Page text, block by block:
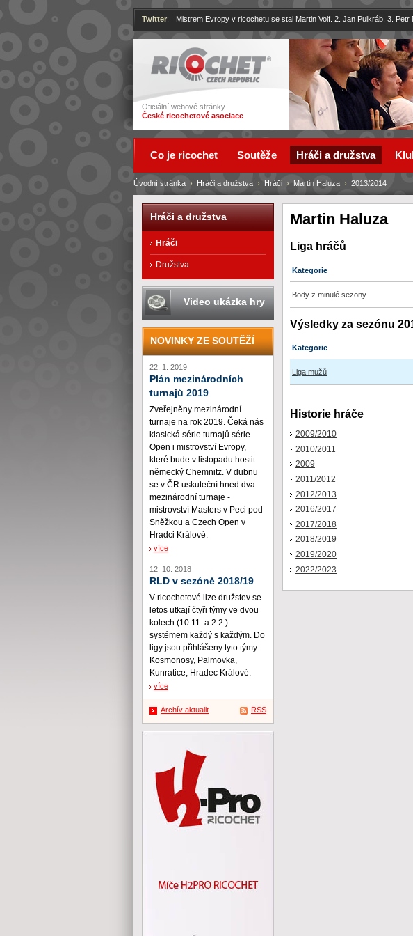
Ricochet
Oficiální webové stránky
České ricochetové asociace
Twitter: Mistrem Evropy v ricochetu se stal Martin Volf. 2. Jan Pulkráb, 3.
Martin Haluza
Liga hráčů
Kategorie
Body z minulé sezony
Výsledky za sezónu
Kategorie
Liga mužů
Historie hráče
2009/2010
2010/2011
2009
2011/2012
2012/2013
2016/2017
2017/2018
2018/2019
2019/2020
2022/2023
Úvodní stránka › Hráči a družstva › Hráči › Martin Haluza › 2013/2014
Co je ricochet Soutěže Hráči a družstva
Hráči a družstva
Hráči
Družstva
Video ukázka hry
NOVINKY ZE SOUTĚŽÍ
22. 1. 2019
Plán mezinárodních
turnajů 2019
Zveřejněny mezinárodní
turnaje na rok 2019. Čeká nás
klasická série turnajů série
Open i mistrovství Evropy,
které bude v listopadu hostit
německý Chemnitz. V dubnu
se v ČR uskuteční hned dva
mezinárodní turnaje -
mistrovství Masters v Peci pod
Sněžkou a Czech Open v
Hradci Králové.
více
12. 10. 2018
RLD v sezóně 2018/19
V ricochetové lize družstev se
letos utkají čtyři týmy ve dvou
kolech (10.11. a 2.2.)
systémem každý s každým. Do
ligy jsou přihlášeny tyto týmy:
Kosmonosy, Palmovka,
Kunratice, Hradec Králové.
více
Archív aktualit RSS